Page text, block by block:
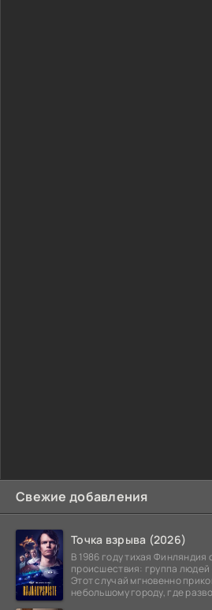
Свежие добавления
Точка взрыва (2026)
В 1986 году тихая Финляндия
происшествия: группа людей
Этот случай мгновенно
небольшому городу, где